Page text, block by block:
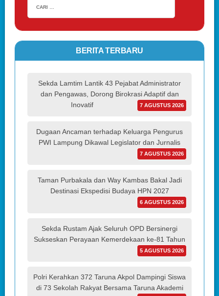
BERITA TERBARU
Sekda Lamtim Lantik 43 Pejabat Administrator
dan Pengawas, Dorong Birokrasi Adaptif dan
Inovatif
7 AGUSTUS 2026
Dugaan Ancaman terhadap Keluarga Pengurus
PWI Lampung Dikawal Legislator dan Jurnalis
7 AGUSTUS 2026
Taman Purbakala dan Way Kambas Bakal Jadi
Destinasi Ekspedisi Budaya HPN 2027
6 AGUSTUS 2026
Sekda Rustam Ajak Seluruh OPD Bersinergi
Sukseskan Perayaan Kemerdekaan ke-81 Tahun
5 AGUSTUS 2026
Polri Kerahkan 372 Taruna Akpol Dampingi Siswa
di 73 Sekolah Rakyat Bersama Taruna Akademi